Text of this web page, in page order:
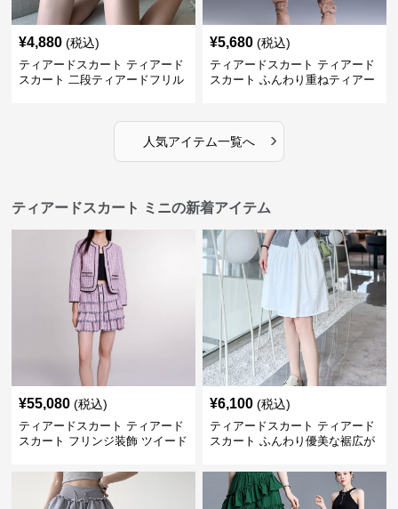
¥4,880 (税込)
ティアードスカート ティアード
スカート 二段ティアードフリル
¥5,680 (税込)
ティアードスカート ティアード
スカート ふんわり重ねティアー
人気アイテム一覧へ ›
ティアードスカート ミニの新着アイテム
¥55,080 (税込)
ティアードスカート ティアード
スカート フリンジ装飾 ツイード
¥6,100 (税込)
ティアードスカート ティアード
スカート ふんわり優美な裾広が